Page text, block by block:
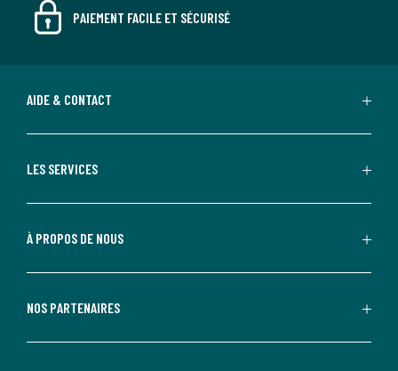
PAIEMENT FACILE ET SÉCURISÉ
AIDE & CONTACT
LES SERVICES
À PROPOS DE NOUS
NOS PARTENAIRES